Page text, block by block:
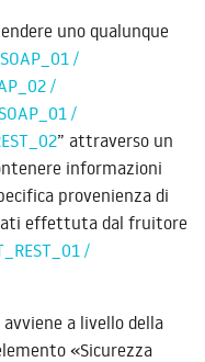
uno qualunque
/
/
/
” attraverso un
informazioni
provenienza di
effettuta dal fruitore
/
a livello della
«Sicurezza